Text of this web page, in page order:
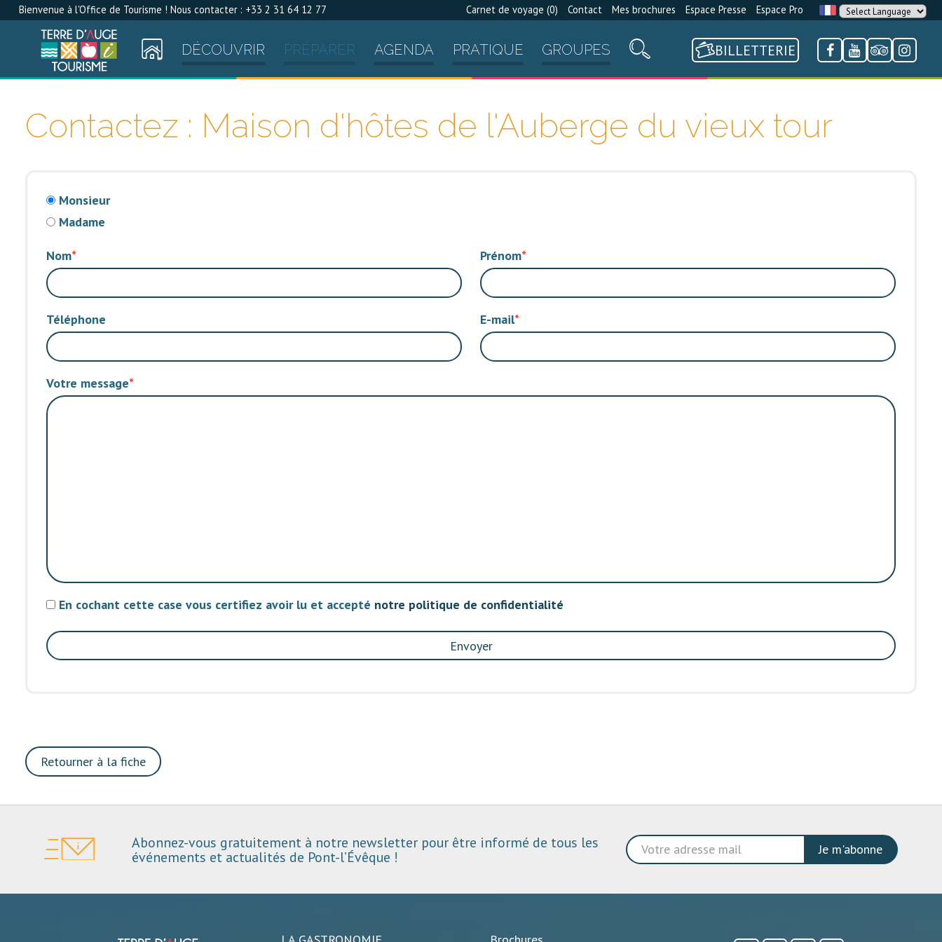
Bienvenue à l'Office de Tourisme ! Nous contacter : +33 2 31 64 12 77 Carnet de voyage (0) Contact Mes brochures Espace Presse Espace Pro
DÉCOUVRIR PRÉPARER AGENDA PRATIQUE GROUPES BILLETTERIE
Contactez : Maison d'hôtes de l'Auberge du vieux tour
Monsieur
Madame
Nom Prénom
Téléphone E-mail
Votre message
En cochant cette case vous certifiez avoir lu et accepté notre politique de confidentialité
Envoyer
Retourner à la fiche
Abonnez-vous gratuitement à notre newsletter pour être informé de tous les
événements et actualités de Pont-l’Évêque !
Je m'abonne